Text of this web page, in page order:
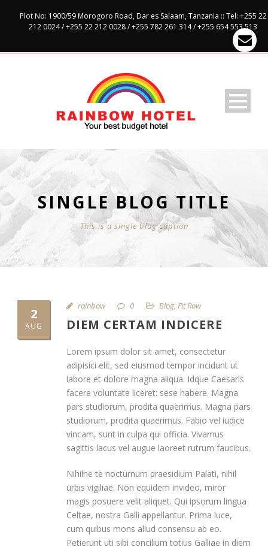
Plot No: 1900/59 Morogoro Road, Dar es Salaam, Tanzania :: Tel: +255 22
212 0024 / +255 22 212 0028 / +255 782 261 314 / +255 654 553 513
SINGLE BLOG TITLE
This is a single blog caption
2
AUG
rainbow 0 Blog, Fit Row
DIEM CERTAM INDICERE
Lorem ipsum dolor sit amet, consectetur
adipisici elit, sed eiusmod tempor incidunt ut
labore et dolore magna aliqua. Idque Caesaris
facere voluntate liceret: sese habere. Magna
pars studiorum, prodita quaerimus. Magna pars
studiorum, prodita quaerimus. Fabio vel iudice
vincam, sunt in culpa qui officia. Vivamus
sagittis lacus vel augue laoreet rutrum faucibus.
Nihilne te nocturnum praesidium Palati, nihil
urbis vigiliae. Non equidem invideo, miror
magis posuere velit aliquet. Qui ipsorum lingua
Celtae, nostra Galli appellantur. Prima luce,
cum quibus mons aliud consensu ab eo.
Petierunt uti sibi concilium totius Galliae in diem